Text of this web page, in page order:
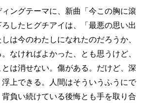
ングテーマに、新曲「今この胸に滾
したヒグチアイは、「最悪の思い出
は今のわたしになれたのだろうか、
なければよかった、とも思うけど、
は消せない。傷がある。だけど、深
浮上できる。人間はそういうふうにで
負い続けている後悔とも手を取り合